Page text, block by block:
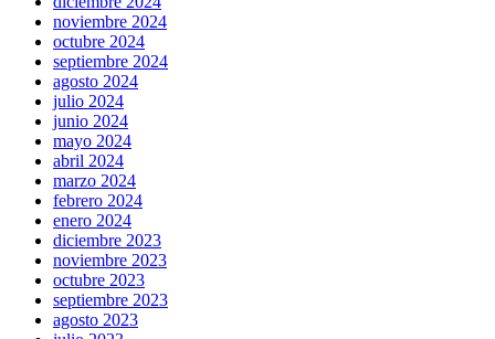
noviembre 2024
octubre 2024
septiembre 2024
agosto 2024
julio 2024
junio 2024
mayo 2024
abril 2024
marzo 2024
febrero 2024
enero 2024
diciembre 2023
noviembre 2023
octubre 2023
septiembre 2023
agosto 2023